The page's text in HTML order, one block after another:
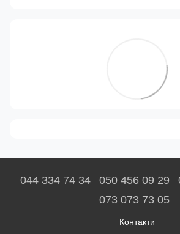
044 334 74 34 050 456 09 29
073 073 73 05
Контакти